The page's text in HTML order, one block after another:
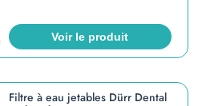
Voir le produit
Filtre à eau jetables Dürr Dental